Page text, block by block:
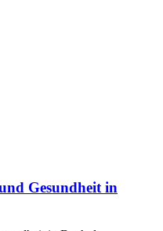
Gesundheit in